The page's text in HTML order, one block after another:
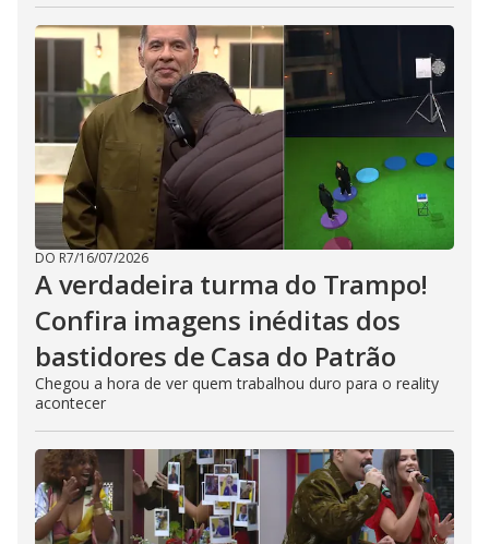
DO R7/16/07/2026
A verdadeira turma do Trampo!
Confira imagens inéditas dos
bastidores de Casa do Patrão
Chegou a hora de ver quem trabalhou duro para o reality
acontecer